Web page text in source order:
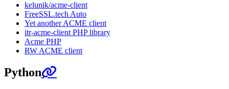
kelunik/acme-client
FreeSSL.tech Auto
Yet another ACME client
itr-acme-client PHP library
Acme PHP
RW ACME client
Python